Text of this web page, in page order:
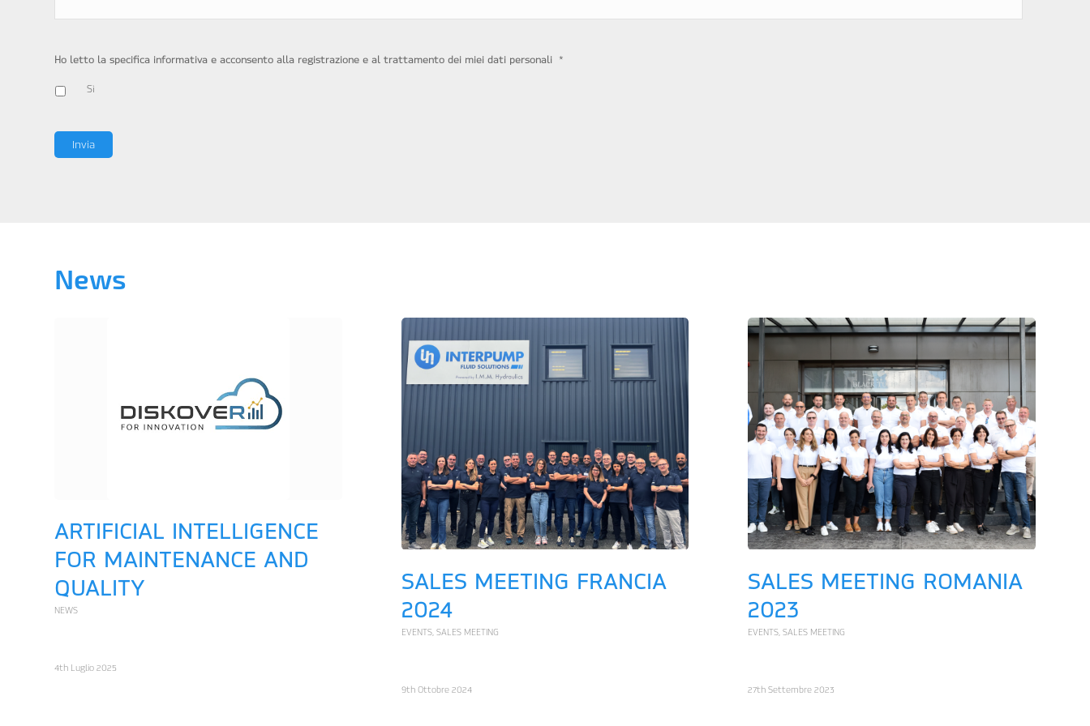
Ho letto la specifica informativa e acconsento alla registrazione e al trattamento dei miei dati personali *
Sì
News
ARTIFICIAL INTELLIGENCE
FOR MAINTENANCE AND
QUALITY
NEWS
4th Luglio 2025
SALES MEETING FRANCIA
2024
EVENTS, SALES MEETING
9th Ottobre 2024
SALES MEETING ROMANIA
2023
EVENTS,SALES MEETING
27th Settembre 2023